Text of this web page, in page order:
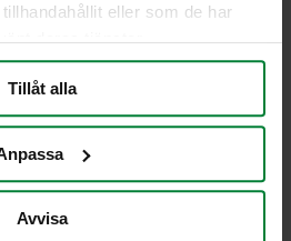
eller som de har
deras tjänster.
Tillåt alla
Avvisa
lisää